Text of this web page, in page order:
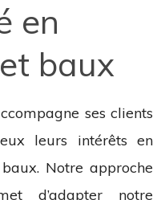
en
baux
ses clients
leurs intérêts en
Notre approche
d’adapter notre